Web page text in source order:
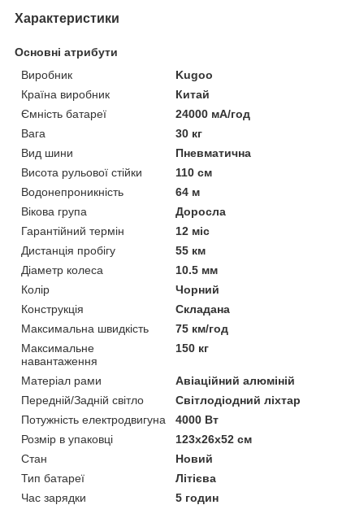
Характеристики
Основні атрибути
Виробник
Kugoo
Країна виробник
Китай
Ємність батареї
24000 мА/год
Вага
30 кг
Вид шини
Пневматична
Висота рульової стійки
110 см
Водонепроникність
64 м
Вікова група
Доросла
Гарантійний термін
12 міс
Дистанція пробігу
55 км
Діаметр колеса
10.5 мм
Колір
Чорний
Конструкція
Складана
Максимальна швидкість
75 км/год
Максимальне
навантаження
150 кг
Матеріал рами
Авіаційний алюміній
Передній/Задній світло
Світлодіодний ліхтар
Потужність електродвигуна
4000 Вт
Розмір в упаковці
123х26х52 см
Стан
Новий
Тип батареї
Літієва
Час зарядки
5 годин